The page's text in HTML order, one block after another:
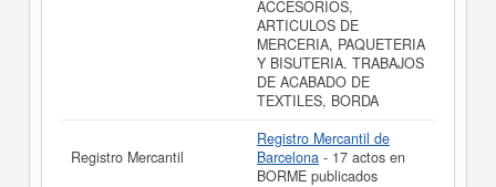
ACCESORIOS,
ARTICULOS DE
MERCERIA, PAQUETERIA
Y BISUTERIA. TRABAJOS
DE ACABADO DE
TEXTILES, BORDA
Registro Mercantil
Registro Mercantil de
Barcelona - 17 actos en
BORME publicados